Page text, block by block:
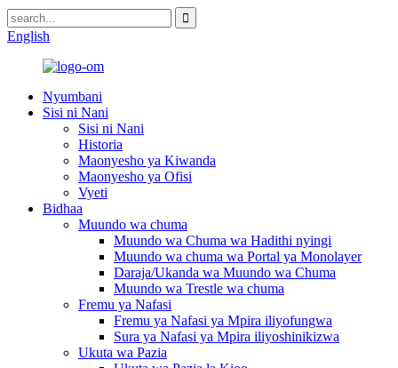
English
Nyumbani
Sisi ni Nani
Sisi ni Nani
Historia
Maonyesho ya Kiwanda
Maonyesho ya Ofisi
Vyeti
Bidhaa
Muundo wa chuma
Muundo wa Chuma wa Hadithi nyingi
Muundo wa chuma wa Portal ya Monolayer
Daraja/Ukanda wa Muundo wa Chuma
Muundo wa Trestle wa chuma
Fremu ya Nafasi
Fremu ya Nafasi ya Mpira iliyofungwa
Sura ya Nafasi ya Mpira iliyoshinikizwa
Ukuta wa Pazia